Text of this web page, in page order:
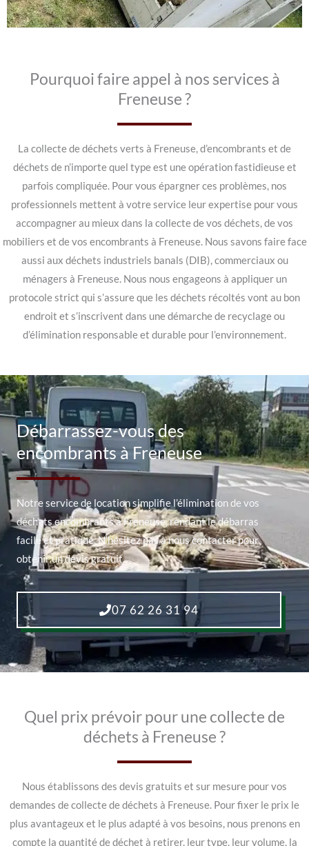
Pourquoi faire appel à nos services à
Freneuse ?
La collecte de déchets verts à Freneuse, d’encombrants et de
déchets de n’importe quel type est une opération fastidieuse et
parfois compliquée. Pour vous épargner ces problèmes, nos
professionnels mettent à votre service leur expertise pour vous
accompagner au mieux dans la collecte de vos déchets, de vos
mobiliers et de vos encombrants à Freneuse. Nous savons faire face
aussi aux déchets industriels banals (DIB), commerciaux ou
ménagers à Freneuse. Nous nous engageons à appliquer un
protocole strict qui s’assure que les déchets récoltés vont au bon
endroit et s’inscrivent dans une démarche de recyclage ou
d’élimination responsable et durable pour l’environnement.
Débarrassez-vous des
encombrants à Freneuse
Notre service de location simplifie l’élimination de vos
déchets encombrants à Freneuse, rendant le débarras
facile et pratique. N’hésitez pas à nous contacter pour
obtenir un devis gratuit.
07 62 26 31 94
Quel prix prévoir pour une collecte de
déchets à Freneuse ?
Nous établissons des devis gratuits et sur mesure pour vos
demandes de collecte de déchets à Freneuse. Pour fixer le prix le
plus avantageux et le plus adapté à vos besoins, nous prenons en
compte la quantité de déchet à retirer, leur type, leur volume, la